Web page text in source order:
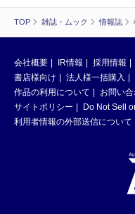
TOP 雑誌・ムック 情報誌
会社概要 IR情報 採用情報
書店様向け
法人様一括購入
作品の利用について
お問い
サイトポリシー
Do Not Sell
利用者情報の外部送信について